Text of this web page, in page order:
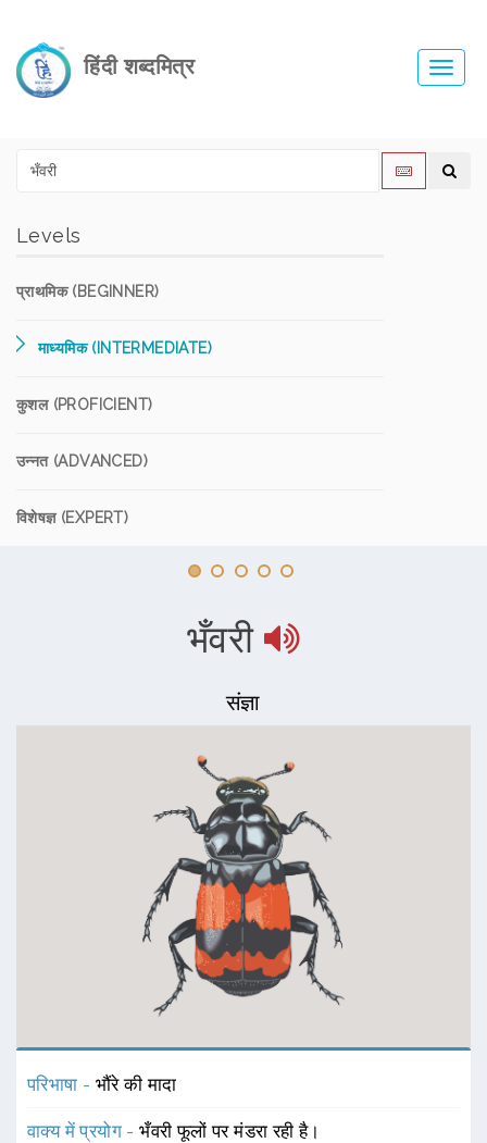
हिंदी शब्दमित्र
Levels
प्राथमिक (BEGINNER)
माध्यमिक (INTERMEDIATE)
कुशल (PROFICIENT)
उन्नत (ADVANCED)
विशेषज्ञ (EXPERT)
भँवरी
संज्ञा
परिभाषा - भौंरे की मादा
वाक्य में प्रयोग -भँवरी फूलों पर मंडरा रही है।